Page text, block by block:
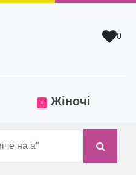
0
♀ Жіночі